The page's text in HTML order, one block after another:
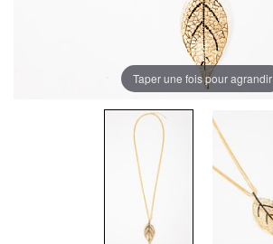
Taper une fois pour agrandir